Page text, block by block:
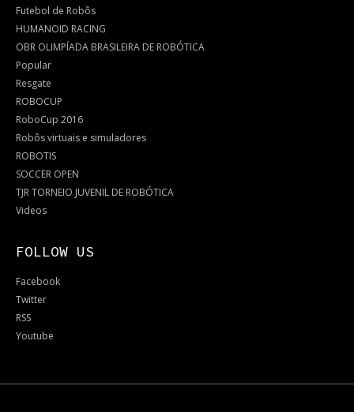
Futebol de Robôs
HUMANOID RACING
OBR OLIMPÍADA BRASILEIRA DE ROBÓTICA
Popular
Resgate
ROBOCUP
RoboCup 2016
Robôs virtuais e simuladores
ROBOTIS
SOCCER OPEN
TJR TORNEIO JUVENIL DE ROBÓTICA
Videos
FOLLOW US
Facebook
Twitter
RSS
Youtube